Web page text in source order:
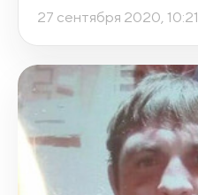
27 сентября 2020, 10:21